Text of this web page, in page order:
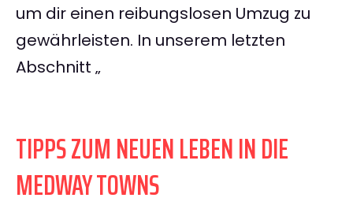
um dir einen reibungslosen Umzug zu
gewährleisten. In unserem letzten
Abschnitt „
TIPPS ZUM NEUEN LEBEN IN DIE
MEDWAY TOWNS